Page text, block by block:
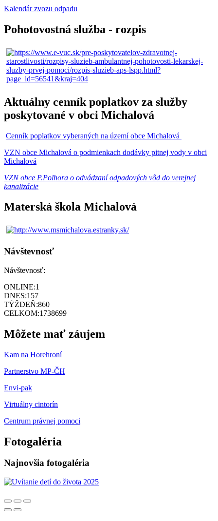
Kalendár zvozu odpadu
Pohotovostná služba - rozpis
Aktuálny cenník poplatkov za služby
poskytované v obci Michalová
Cenník poplatkov vyberaných na území obce Michalová
VZN obce Michalová o podmienkach dodávky pitnej vody v obci
Michalová
VZN obce P.Polhora o odvádzaní odpadových vôd do verejnej
kanalizácie
Materská škola Michalová
Návštevnosť
Návštevnosť:
ONLINE:1
DNES:157
TÝŽDEŇ:860
CELKOM:1738699
Môžete mať záujem
Kam na Horehroní
Partnerstvo MP-ČH
Envi-pak
Virtuálny cintorín
Centrum právnej pomoci
Fotogaléria
Najnovšia fotogaléria